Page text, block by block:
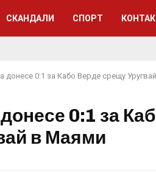
СКАНДАЛИ СПОРТ
донесе 0:1 за Кабо Верде срещу
0:1 за
в Маями